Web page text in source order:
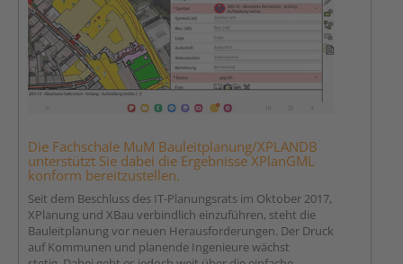
Die Fachschale MuM Bauleitplanung/XPLANDB
unterstützt Sie dabei die Ergebnisse XPlanGML
konform bereitzustellen.
Seit dem Beschluss des IT-Planungsrats im Oktober 2017,
XPlanung und XBau verbindlich einzuführen, steht die
Bauleitplanung vor neuen Herausforderungen. Der Druck
auf Kommunen und planende Ingenieure wächst